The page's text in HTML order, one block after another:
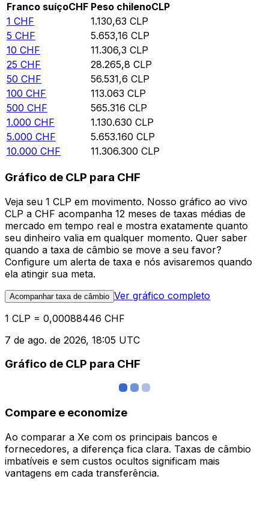
Franco suíçoCHF Peso chilenoCLP
1 CHF 1.130,63 CLP
5 CHF 5.653,16 CLP
10 CHF 11.306,3 CLP
25 CHF 28.265,8 CLP
50 CHF 56.531,6 CLP
100 CHF 113.063 CLP
500 CHF 565.316 CLP
1.000 CHF 1.130.630 CLP
5.000 CHF 5.653.160 CLP
10.000 CHF 11.306.300 CLP
Gráfico de CLP para CHF
Veja seu 1 CLP em movimento. Nosso gráfico ao vivo
CLP a CHF acompanha 12 meses de taxas médias de
mercado em tempo real e mostra exatamente quanto
seu dinheiro valia em qualquer momento. Quer saber
quando a taxa de câmbio se move a seu favor?
Configure um alerta de taxa e nós avisaremos quando
ela atingir sua meta.
Acompanhar taxa de câmbio Ver gráfico completo
1 CLP = 0,00088446 CHF
7 de ago. de 2026, 18:05 UTC
Gráfico de CLP para CHF
Compare e economize
Ao comparar a Xe com os principais bancos e
fornecedores, a diferença fica clara. Taxas de câmbio
imbatíveis e sem custos ocultos significam mais
vantagens em cada transferência.